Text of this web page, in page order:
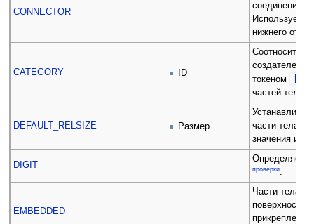
CONNECTOR
соединения
нижнего
CATEGORY ID
Соотносит
создателем
токеном
частей тела
DEFAULT_RELSIZE Размер
части тела.
значения и
DIGIT
Определяет
проверки.
EMBEDDED
Части тела с
поверхности
прикреплены